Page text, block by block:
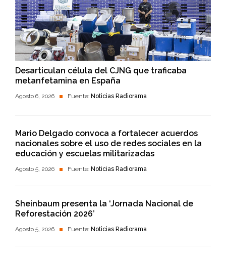
Desarticulan célula del CJNG que traficaba
metanfetamina en España
Agosto 6, 2026 Fuente: Noticias Radiorama
Mario Delgado convoca a fortalecer acuerdos
nacionales sobre el uso de redes sociales en la
educación y escuelas militarizadas
Agosto 5, 2026 Fuente: Noticias Radiorama
Sheinbaum presenta la ‘Jornada Nacional de
Reforestación 2026’
Agosto 5, 2026 Fuente: Noticias Radiorama